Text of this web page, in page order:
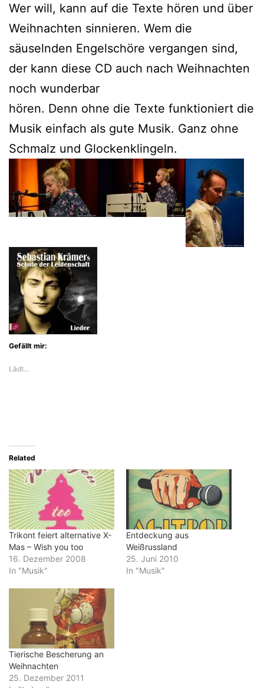
Wer will, kann auf die Texte hören und über
Weihnachten sinnieren. Wem die
säuselnden Engelschöre vergangen sind,
der kann diese CD auch nach Weihnachten
noch wunderbar
hören. Denn ohne die Texte funktioniert die
Musik einfach als gute Musik. Ganz ohne
Schmalz und Glockenklingeln.
Gefällt mir:
Lädt…
Related
Trikont feiert alternative X-
Mas – Wish you too
16. Dezember 2008
In "Musik"
Entdeckung aus
Weißrussland
25. Juni 2010
In "Musik"
Tierische Bescherung an
Weihnachten
25. Dezember 2011